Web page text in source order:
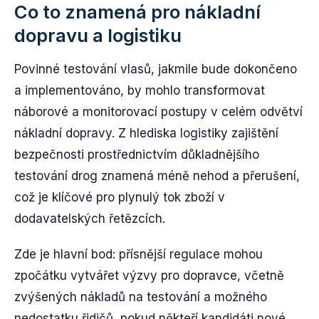
Co to znamená pro nákladní
dopravu a logistiku
Povinné testování vlasů, jakmile bude dokončeno
a implementováno, by mohlo transformovat
náborové a monitorovací postupy v celém odvětví
nákladní dopravy. Z hlediska logistiky zajištění
bezpečnosti prostřednictvím důkladnějšího
testování drog znamená méně nehod a přerušení,
což je klíčové pro plynulý tok zboží v
dodavatelských řetězcích.
Zde je hlavní bod: přísnější regulace mohou
zpočátku vytvářet výzvy pro dopravce, včetně
zvýšených nákladů na testování a možného